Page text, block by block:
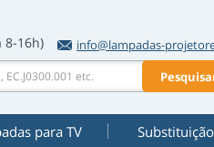
8-16h)
info@lampadas-
para TV